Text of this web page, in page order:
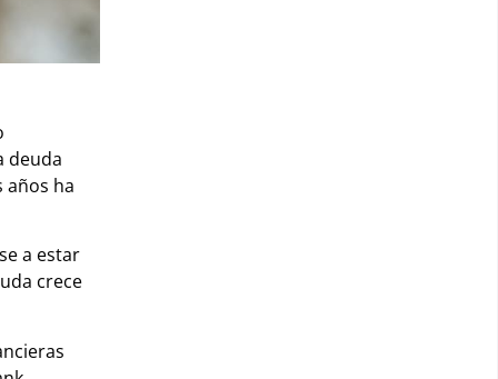
deuda
años ha
a estar
crece